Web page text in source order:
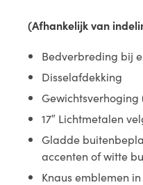
(Afhankelijk van
Bedverbreding bij
Disselafdekking
17″ Lichtmetalen
Gladde
accenten of witte
Knaus emblemen